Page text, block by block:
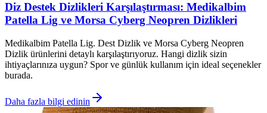
Diz Destek Dizlikleri Karşılaştırması: Medikalbim
Patella Lig ve Morsa Cyberg Neopren Dizlikleri
Medikalbim Patella Lig. Dest Dizlik ve Morsa Cyberg Neopren
Dizlik ürünlerini detaylı karşılaştırıyoruz. Hangi dizlik sizin
ihtiyaçlarınıza uygun? Spor ve günlük kullanım için ideal seçenekler
burada.
Daha fazla bilgi edinin